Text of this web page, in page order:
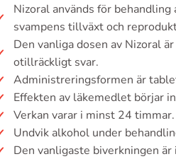
Nizoral används för
svampens tillväxt och
Den vanliga dosen av Nizoral
otillräckligt svar.
Administreringsformen är
Effekten av läkemedlet börjar
Verkan varar i minst 24 timmar.
Undvik alkohol under
Den vanligaste biverkningen är